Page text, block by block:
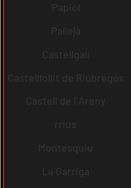
Papiol
Pallejà
Castellgalí
Castellfollit de Riubregós
Castell de l´Areny
rrius
Montesquiu
La Garriga